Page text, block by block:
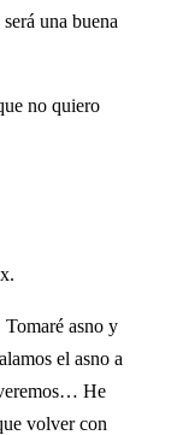
una buena
no quiero
asno y
el asno a
He
volver con